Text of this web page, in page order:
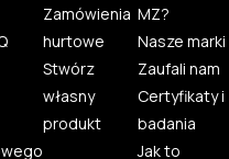
Zamówienia
hurtowe
Stwórz
własny
produkt
MZ?
Nasze marki
Zaufali nam
Certyfikaty i
badania
Jak to